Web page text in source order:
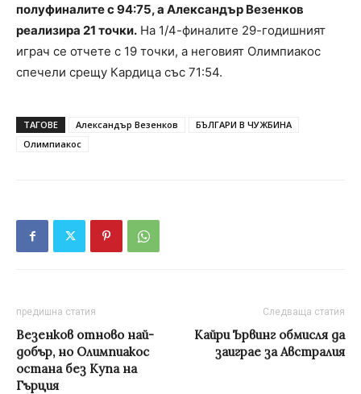
полуфиналите с 94:75, а Александър Везенков
реализира 21 точки. На 1/4-финалите 29-годишният
играч се отчете с 19 точки, а неговият Олимпиакос
спечели срещу Кардица със 71:54.
ТАГОВЕ Александър Везенков
БЪЛГАРИ В ЧУЖБИНА
Олимпиакос
предишна статия
Везенков отново най-
добър, но Олимпиакос
остана без Купа на
Гърция
Следваща статия
Кайри Ървинг обмисля да
заиграе за Австралия